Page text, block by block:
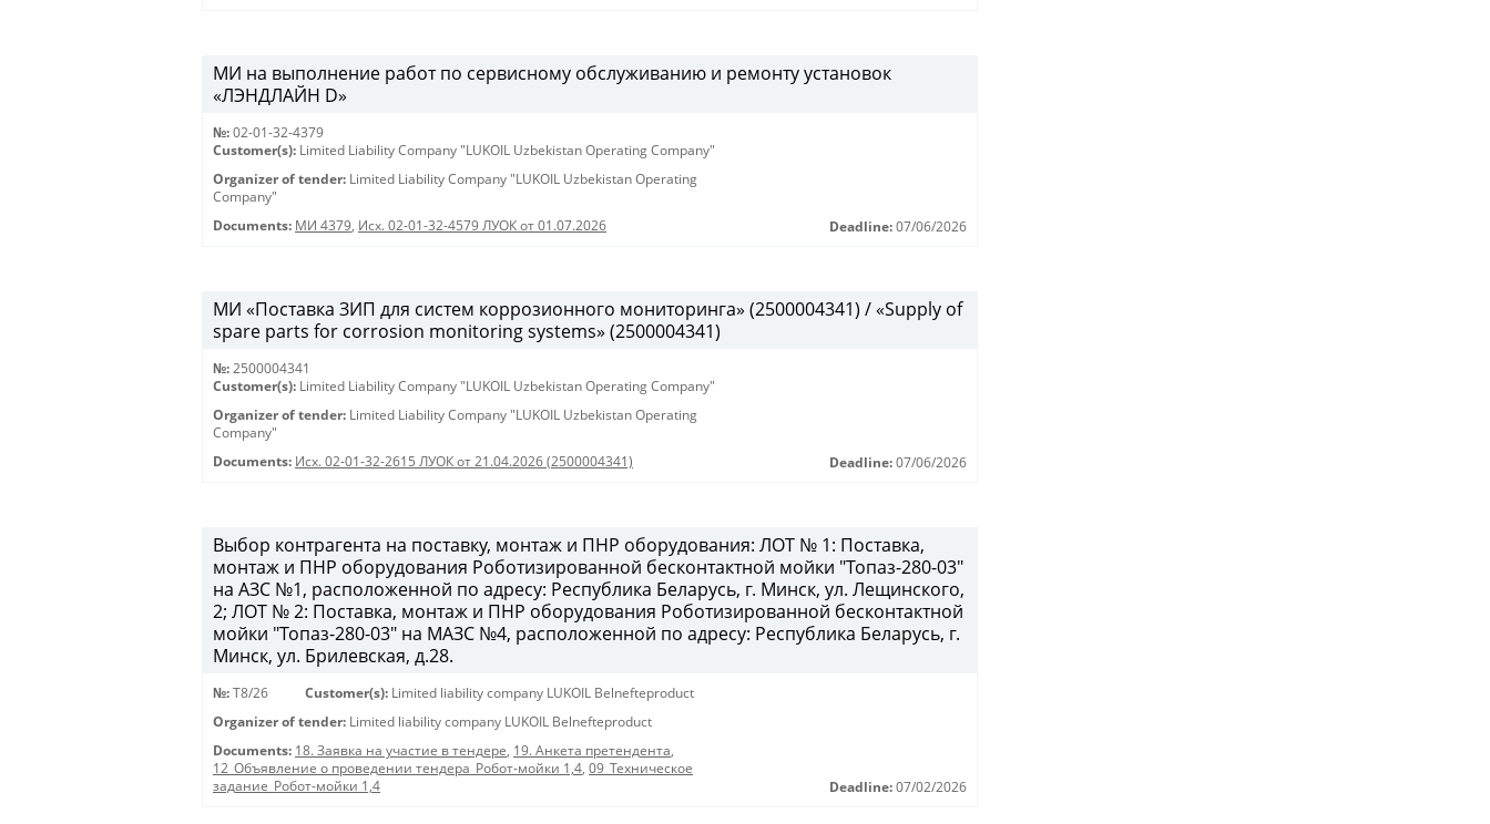
МИ на выполнение работ по сервисному обслуживанию и ремонту установок
«ЛЭНДЛАЙН D»
№: 02-01-32-4379
Customer(s): Limited Liability Company "LUKOIL Uzbekistan Operating Company"
Organizer of tender: Limited Liability Company "LUKOIL Uzbekistan Operating
Company"
Documents: МИ 4379, Исх. 02-01-32-4579 ЛУОК от 01.07.2026 Deadline: 07/06/2026
МИ «Поставка ЗИП для систем коррозионного мониторинга» (2500004341) / «Supply of
spare parts for corrosion monitoring systems» (2500004341)
№: 2500004341
Customer(s): Limited Liability Company "LUKOIL Uzbekistan Operating Company"
Organizer of tender: Limited Liability Company "LUKOIL Uzbekistan Operating
Company"
Documents: Исх. 02-01-32-2615 ЛУОК от 21.04.2026 (2500004341) Deadline: 07/06/2026
Выбор контрагента на поставку, монтаж и ПНР оборудования: ЛОТ № 1: Поставка,
монтаж и ПНР оборудования Роботизированной бесконтактной мойки "Топаз-280-03"
на АЗС №1, расположенной по адресу: Республика Беларусь, г. Минск, ул. Лещинского,
2; ЛОТ № 2: Поставка, монтаж и ПНР оборудования Роботизированной бесконтактной
мойки "Топаз-280-03" на МАЗС №4, расположенной по адресу: Республика Беларусь, г.
Минск, ул. Брилевская, д.28.
№: T8/26 Customer(s): Limited liability company LUKOIL Belnefteproduct
Organizer of tender: Limited liability company LUKOIL Belnefteproduct
Documents: 18. Заявка на участие в тендере, 19. Анкета претендента,
12_Объявление о проведении тендера_Робот-мойки 1,4, 09_Техническое
задание_Робот-мойки 1,4
Deadline: 07/02/2026